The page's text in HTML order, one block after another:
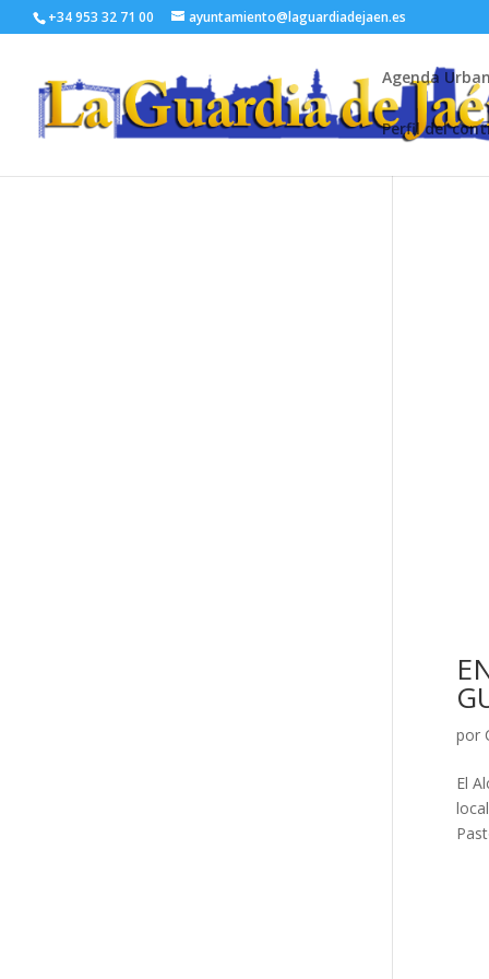
+34 953 32 71 00 ayuntamiento@laguardiadejaen.es
Agenda
Perfil del
por
El